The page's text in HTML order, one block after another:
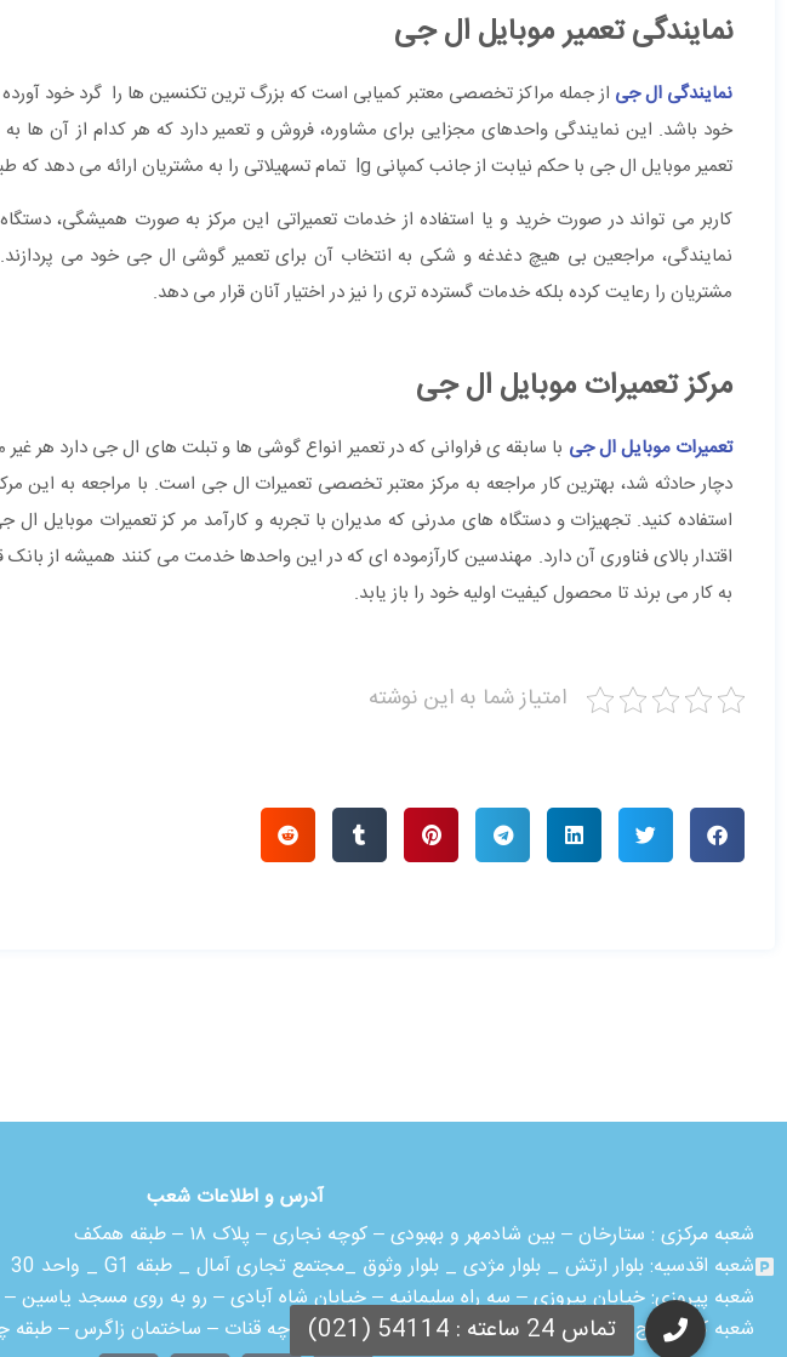
نمایندگی تعمیر موبایل ال جی
نمایندگی ال جی از جمله مراکز تخصصی معتبر کمیابی است که بزرگ ترین تکنسین ها را گرد خود
خود باشد. این نمایندگی واحدهای مجزایی برای مشاوره، فروش و تعمیر دارد که هر کدام از آن
تعمیر موبایل ال جی با حکم نیابت از جانب کمپانی lg تمام تسهیلاتی را به مشتریان ارائه می دهد که طبق اصول و موازین شرکت ال جی باشد.
کاربر می تواند در صورت خرید و یا استفاده از خدمات تعمیراتی این مرکز به صورت همیشگی،
نمایندگی، مراجعین بی هیچ دغدغه و شکی به انتخاب آن برای تعمیر گوشی ال جی خود می
مشتریان را رعایت کرده بلکه خدمات گسترده تری را نیز در اختیار آنان قرار می دهد.
مرکز تعمیرات موبایل ال جی
تعمیرات موبایل ال جی
دچار حادثه شد، بهترین کار مراجعه به مرکز معتبر تخصصی تعمیرات ال جی است. با مراجعه به این
استفاده کنید. تجهیزات و دستگاه های مدرنی که مدیران با تجربه و کارآمد مر کز تعمیرات
اقتدار بالای فناوری آن دارد. مهندسین کارآزموده ای که در این واحدها خدمت می کنند همیشه از
به کار می برند تا محصول کیفیت اولیه خود را باز یابد.
امتیاز شما به این نوشته
آدرس و اطلاعات شعب
شعبه مرکزی : ستارخان – بین شادمهر و بهبودی – کوچه نجاری – پلاک ۱۸ – طبقه همکف
شعبه اقدسیه:بلوار ارتش _ بلوار مژدی _ بلوار وثوق _مجتمع تجاری آمال _ طبقه G1 _ واحد 30
شعبه پیروزی: خیابان پیروزی – سه راه سلیمانیه – خیابان شاه آبادی – رو به روی مسجد یاسین –
شعبه کرج:کرج – شاهین ویلا – خیابان نهم غربی – نبش کوچه قنات – ساختمان زاگرس – طبقه